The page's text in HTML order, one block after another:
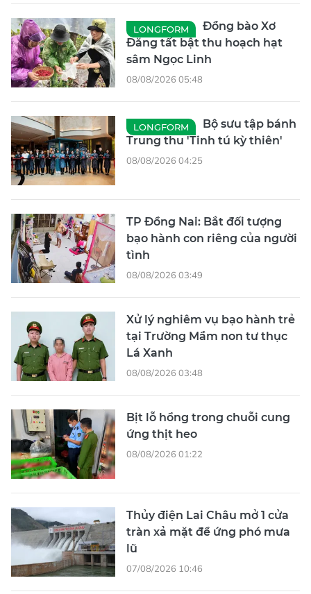
LONGFORM
Đồng bào Xơ
Đăng tất bật thu hoạch hạt
sâm Ngọc Linh
08/08/2026 05:48
LONGFORM
Bộ sưu tập bánh
Trung thu 'Tinh tú kỳ thiên'
08/08/2026 04:25
TP Đồng Nai: Bắt đối tượng
bạo hành con riêng của người
tình
08/08/2026 03:49
Xử lý nghiêm vụ bạo hành trẻ
tại Trường Mầm non tư thục
Lá Xanh
08/08/2026 03:48
Bịt lỗ hổng trong chuỗi cung
ứng thịt heo
08/08/2026 01:22
Thủy điện Lai Châu mở 1 cửa
tràn xả mặt để ứng phó mưa
lũ
07/08/2026 10:46